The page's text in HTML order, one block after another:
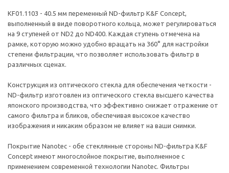
KF01.1103 - 40.5 мм переменный ND-фильтр K&F Concept,
выполненный в виде поворотного кольца, может регулироваться
на 9 ступеней от ND2 до ND400. Каждая ступень отмечена на
рамке, которую можно удобно вращать на 360° для настройки
степени фильтрации, что позволяет использовать фильтр в
различных сценах.
Конструкция из оптического стекла для обеспечения четкости -
ND-фильтр изготовлен из оптического стекла высшего качества
японского производства, что эффективно снижает отражение от
самого фильтра и бликов, обеспечивая высокое качество
изображения и никаким образом не влияет на ваши снимки.
Покрытие Nanotec - обе стеклянные стороны ND-фильтра K&F
Concept имеют многослойное покрытие, выполненное с
применением современной технологии Nanotec. Фильтры